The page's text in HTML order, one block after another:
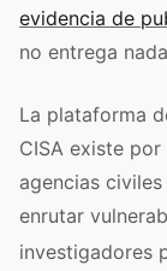
evidencia de
no entrega
La plataforma
CISA existe
agencias
enrutar
investigadores